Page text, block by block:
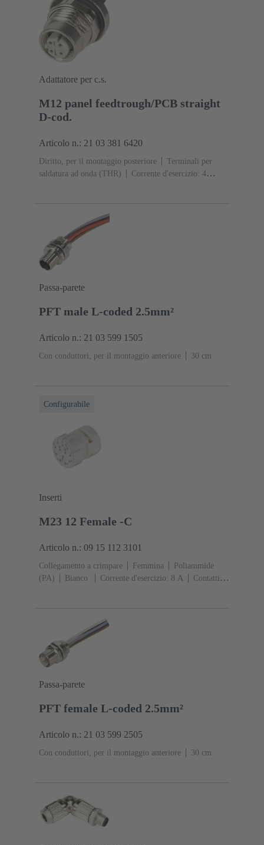
Adattatore per c.s.
M12 panel feedtrough/PCB straight
D-cod.
Articolo n.: 21 03 381 6420
Diritto, per il montaggio posteriore
Terminali per
saldatura ad onda (THR)
Corrente d'esercizio: ‌4
Passa-parete
PFT male L-coded 2.5mm²
Articolo n.: 21 03 599 1505
Con conduttori, per il montaggio anteriore ‌30 cm
Configurabile
Inserti
M23 12 Female -C
Articolo n.: 09 15 112 3101
Collegamento a crimpare Femmina
Poliammide
(PA)
Bianco Corrente d'esercizio: ‌8 A
Contatti:
Passa-parete
PFT female L-coded 2.5mm²
Articolo n.: 21 03 599 2505
Con conduttori, per il montaggio anteriore ‌30 cm